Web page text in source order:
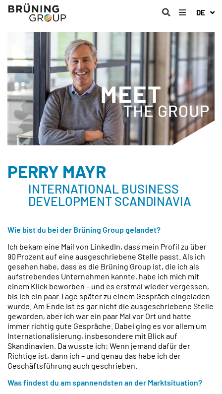
DE
PERRY MAYR
INTERNATIONAL BUSINESS
DEVELOPMENT SCANDINAVIA
Wie bist du bei der Brüning Group gelandet?
Ich bekam eine Mail von LinkedIn, dass mein Profil zu über
90 Prozent auf eine ausgeschriebene Stelle passt. Als ich
gesehen habe, dass es die Brüning Group ist, die ich als
aufstrebendes Unternehmen kannte, habe ich mich mit
einem Klick beworben – und es erstmal wieder vergessen,
bis ich ein paar Tage später zu einem Gespräch eingeladen
wurde. Am Ende ist es gar nicht die ausgeschriebene Stelle
geworden, aber ich war ein paar Mal vor Ort und hatte
immer richtig gute Gespräche. Dabei ging es vor allem um
Internationalisierung, insbesondere mit Blick auf
Skandinavien. Da wusste ich: Wenn jemand dafür der
Richtige ist, dann ich – und genau das habe ich der
Geschäftsführung auch geschrieben.
Was findest du am spannendsten an der Marktsituation?